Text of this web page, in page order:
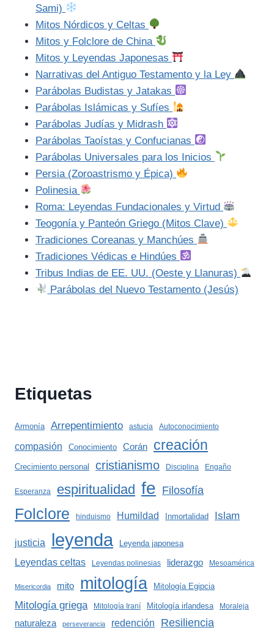
Sami)
Mitos Nórdicos y Celtas
Mitos y Folclore de China
Mitos y Leyendas Japonesas
Narrativas del Antiguo Testamento y la Ley
Parábolas Budistas y Jatakas
Parábolas Islámicas y Sufíes
Parábolas Judías y Midrash
Parábolas Taoístas y Confucianas
Parábolas Universales para los Inicios
Persia (Zoroastrismo y Épica)
Polinesia
Roma: Leyendas Fundacionales y Virtud
Teogonía y Panteón Griego (Mitos Clave)
Tradiciones Coreanas y Manchúes
Tradiciones Védicas e Hindúes
Tribus Indias de EE. UU. (Oeste y Llanuras)
Parábolas del Nuevo Testamento (Jesús)
Etiquetas
Armonía Arrepentimiento astucia Autoconocimiento
compasión Conocimiento Corán creación
Crecimiento personal cristianismo Disciplina Engaño
Esperanza espiritualidad fe Filosofía
Folclore hinduismo Humildad Inmortalidad Islam
justicia leyenda Leyenda japonesa
Leyendas celtas Leyendas polinesias liderazgo Mesoamérica
Misericordia mito mitología Mitología Egipcia
Mitología griega Mitología Iraní Mitología irlandesa Moraleja
naturaleza perseverancia redención Resiliencia